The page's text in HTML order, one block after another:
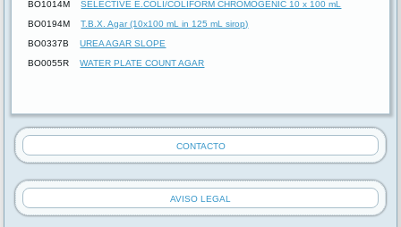
BO1014MSELECTIVE E.COLI/COLIFORM CHROMOGENIC 10 x 100 mL
BO0194MT.B.X. Agar (10x100 mL in 125 mL sirop)
BO0337BUREA AGAR SLOPE
BO0055RWATER PLATE COUNT AGAR
CONTACTO
AVISO LEGAL